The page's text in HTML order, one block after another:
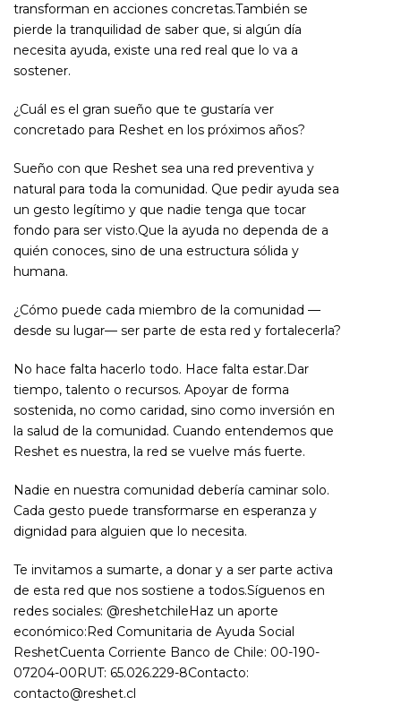
transforman en acciones concretas.También se
pierde la tranquilidad de saber que, si algún día
necesita ayuda, existe una red real que lo va a
sostener.
¿Cuál es el gran sueño que te gustaría ver
concretado para Reshet en los próximos años?
Sueño con que Reshet sea una red preventiva y
natural para toda la comunidad. Que pedir ayuda sea
un gesto legítimo y que nadie tenga que tocar
fondo para ser visto.Que la ayuda no dependa de a
quién conoces, sino de una estructura sólida y
humana.
¿Cómo puede cada miembro de la comunidad —
desde su lugar— ser parte de esta red y fortalecerla?
No hace falta hacerlo todo. Hace falta estar.Dar
tiempo, talento o recursos. Apoyar de forma
sostenida, no como caridad, sino como inversión en
la salud de la comunidad. Cuando entendemos que
Reshet es nuestra, la red se vuelve más fuerte.
Nadie en nuestra comunidad debería caminar solo.
Cada gesto puede transformarse en esperanza y
dignidad para alguien que lo necesita.
Te invitamos a sumarte, a donar y a ser parte activa
de esta red que nos sostiene a todos.Síguenos en
redes sociales: @reshetchileHaz un aporte
económico:Red Comunitaria de Ayuda Social
ReshetCuenta Corriente Banco de Chile: 00-190-
07204-00RUT: 65.026.229-8Contacto:
contacto@reshet.cl